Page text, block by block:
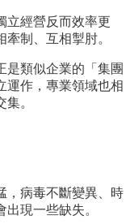
立經營反而效率更
制、互相掣肘。
是類似企業的「集團
運作，專業領域也相
。
，病毒不斷變異、時
現一些缺失。